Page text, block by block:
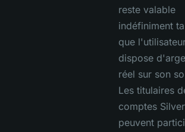
reste valable
indéfiniment
que
dispose
réel sur son
Les titulaires
comptes Silver
peuvent